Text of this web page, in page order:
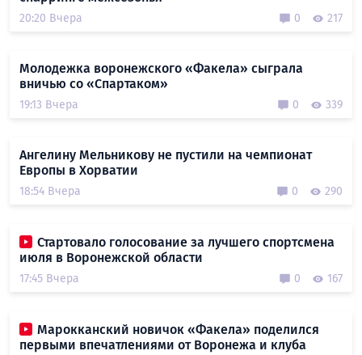
20:20 Вчера 0 217
Молодежка воронежского «Факела» сыграла
вничью со «Спартаком»
19:13 Вчера 0 339
Ангелину Мельникову не пустили на чемпионат
Европы в Хорватии
18:54 Вчера 0 290
Стартовало голосование за лучшего спортсмена
июля в Воронежской области
17:45 Вчера 0 167
Марокканский новичок «Факела» поделился
первыми впечатлениями от Воронежа и клуба